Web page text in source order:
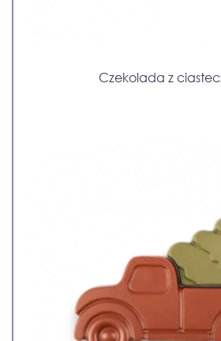
Czekolada z